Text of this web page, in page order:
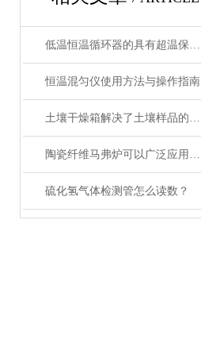
低温恒温循环器的具有超温保护，传感器异常保护功能
恒温混匀仪使用方法与操作指南
土壤干燥箱解决了土壤样品的制备工作效率底的问题
陶瓷纤维马弗炉可以广泛应用于高温工艺
硫化氢气体检测管怎么读数？